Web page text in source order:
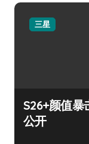
三星
S26+颜值暴
公开